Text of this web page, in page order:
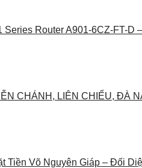
Series Router A901-6CZ-FT-D
CHÁNH, LIÊN CHIỂU, ĐÀ
Tiền Võ Nguyên Giáp – Đối